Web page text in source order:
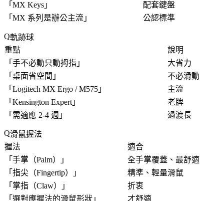
「 MX Keys 」
配套鍵盤
「 MX 系列是辦公主流 」 公認標準
軌跡球
重點
說明
「 手不必動只動拇指 」
大省力
「 桌面省空間 」
不必滑動
「 Logitech MX Ergo / M575 」
主流
「 Kensington Expert 」
老牌
「 需適應 2-4 週 」 過渡長
滑鼠握法
握法
適合
「 手掌（Palm） 」
全手掌覆蓋、最舒適
「 指尖（Fingertip） 」
精準、輕量滑鼠
「 掌指（Claw） 」
折衷
「 選對應握法的滑鼠形狀 」 才舒適